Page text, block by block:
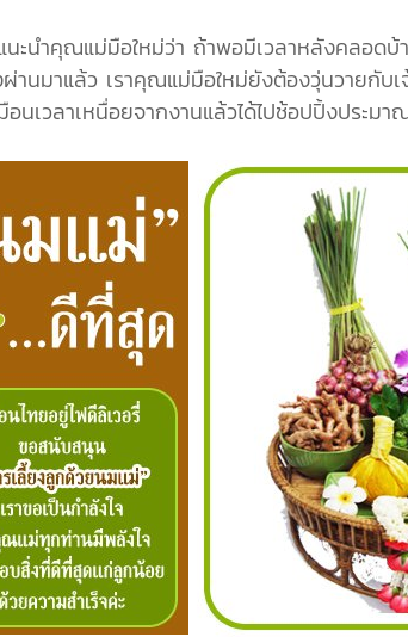
นะนำคุณแม่มือใหม่ว่า ถ้าพอมีเวลาหลังคลอด
านมาแล้ว เราคุณแม่มือใหม่ยังต้องวุ่นวายกับเ
อนเวลาเหนื่อยจากงานแล้วได้ไปช้อปปิ้งประ